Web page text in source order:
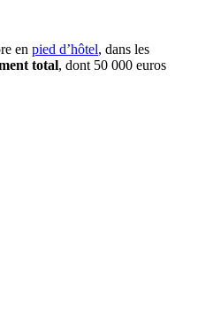
en pied d’hôtel, dans les
total, dont 50 000 euros